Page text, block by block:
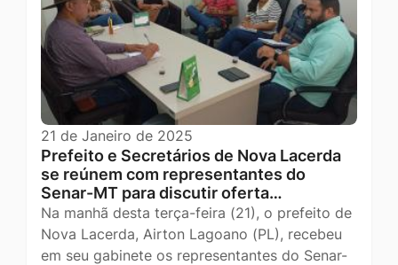
21 de Janeiro de 2025
Prefeito e Secretários de Nova Lacerda
se reúnem com representantes do
Senar-MT para discutir oferta…
Na manhã desta terça-feira (21), o prefeito de
Nova Lacerda, Airton Lagoano (PL), recebeu
em seu gabinete os representantes do Senar-